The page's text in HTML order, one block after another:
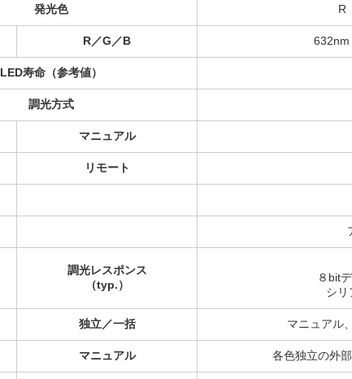
発光色 R
R／G／B 632nm
LED寿命（参考値）
調光方式
マニュアル
リモート
調光レスポンス
（typ.）
８bit
シリ
独立／一括 マニュアル
マニュアル 各色独立の外